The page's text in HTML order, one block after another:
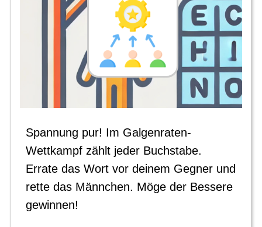
Spannung pur! Im Galgenraten-
Wettkampf zählt jeder Buchstabe.
Errate das Wort vor deinem Gegner und
rette das Männchen. Möge der Bessere
gewinnen!